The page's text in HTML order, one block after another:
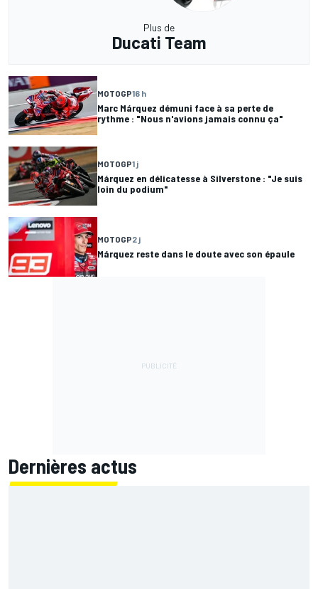
Plus de
Ducati Team
MOTOGP16 h
Marc Márquez démuni face à sa perte de
rythme : "Nous n'avions jamais connu ça"
MOTOGP1 j
Márquez en délicatesse à Silverstone : "Je suis
loin du podium"
MOTOGP2 j
Márquez reste dans le doute avec son épaule
Dernières actus